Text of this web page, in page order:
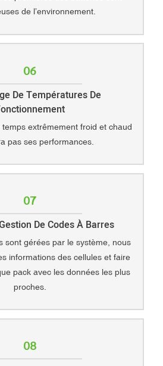
de l’environnement.
06
De Températures De
extrêmement froid et chaud
pas ses performances.
07
De Codes À Barres
sont gérées par le système, nous
informations des cellules et faire
pack avec les données les plus
proches.
08